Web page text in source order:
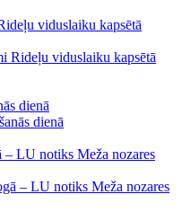
viduslaiku kapsētā
dienā
– LU notiks Meža nozares